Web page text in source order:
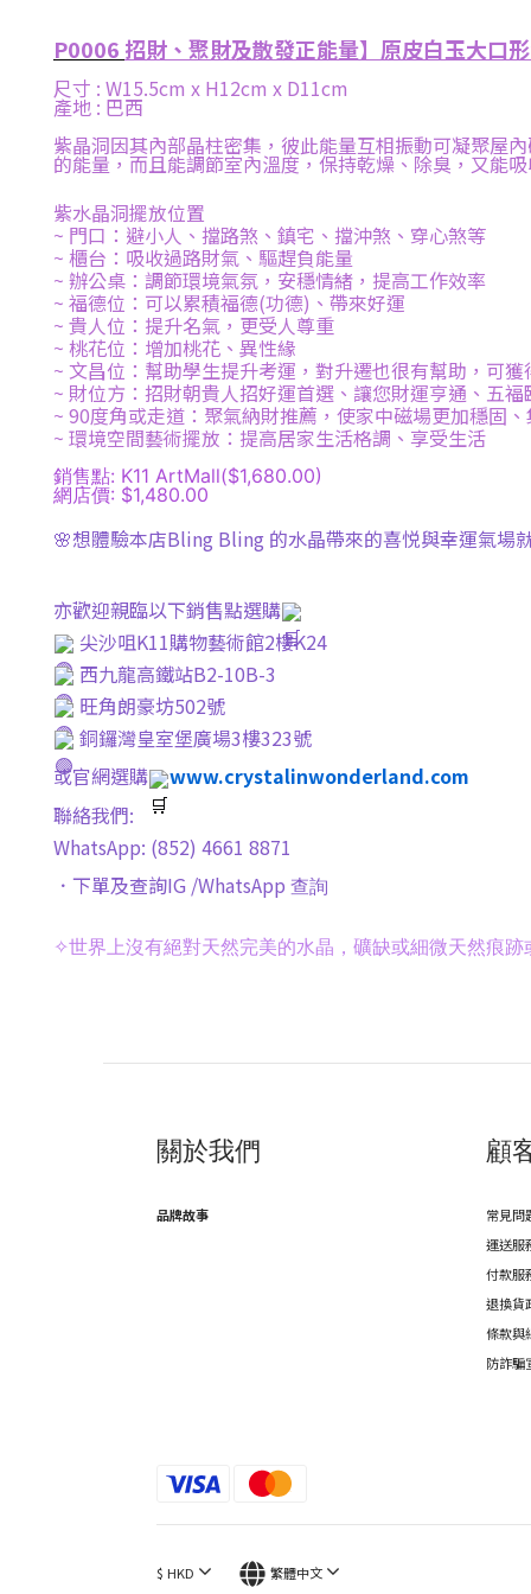
P0006 招財、聚財及散發正能量】原皮白玉大口
尺寸 : W15.5cm x H12cm x D11cm
產地 : 巴西
紫晶洞因其內部晶柱密集，彼此能量互相振動可凝聚屋
的能量，而且能調節室內溫度，保持乾燥、除臭，又能
紫水晶洞擺放位置
~ 門口： 避小人、擋路煞、鎮宅、擋沖煞、穿心煞等
~ 櫃台： 吸收過路財氣、驅趕負能量
~ 辦公桌： 調節環境氣氛，安穩情緒，提高工作效率
~ 福德位： 可以累積福德(功德)、帶來好運
~ 貴人位： 提升名氣，更受人尊重
~ 桃花位： 增加桃花、異性緣
~ 文昌位： 幫助學生提升考運，對升遷也很有幫助，可獲
~ 財位方： 招財朝貴人招好運首選、讓您財運亨通、五福
~ 90度角或走道： 聚氣納財推薦，使家中磁場更加穩固
~ 環境空間藝術擺放： 提高居家生活格調、享受生活
銷售點: K11 ArtMall($1,680.00)
網店價: $1,480.00
🌸想體驗本店Bling Bling 的水晶帶來的喜悦與幸運氣場
亦歡迎親臨以下銷售點選購
尖沙咀K11購物藝術館2樓K24
西九龍高鐵站B2-10B-3
旺角朗豪坊502號
銅鑼灣皇室堡廣場3樓323號
或官網選購
www.crystalinwonderland.com
聯絡我們:
WhatsApp: (852) 4661 8871
．下單及查詢IG /WhatsApp 查詢
✧世界上沒有絕對天然完美的水晶，礦缺或細微天然痕
關於我們
品牌故事
顧
常見問
運送服
付款服
退換貨
條款與
防詐騙
$ HKD 繁體中文